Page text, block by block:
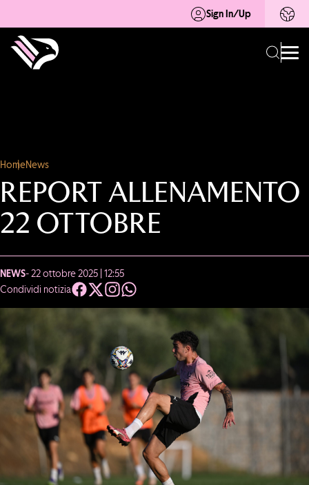
Sign In/Up
HomeNews
REPORT ALLENAMENTO
22 OTTOBRE
NEWS- 22 ottobre 2025 | 12:55
Condividi notizia